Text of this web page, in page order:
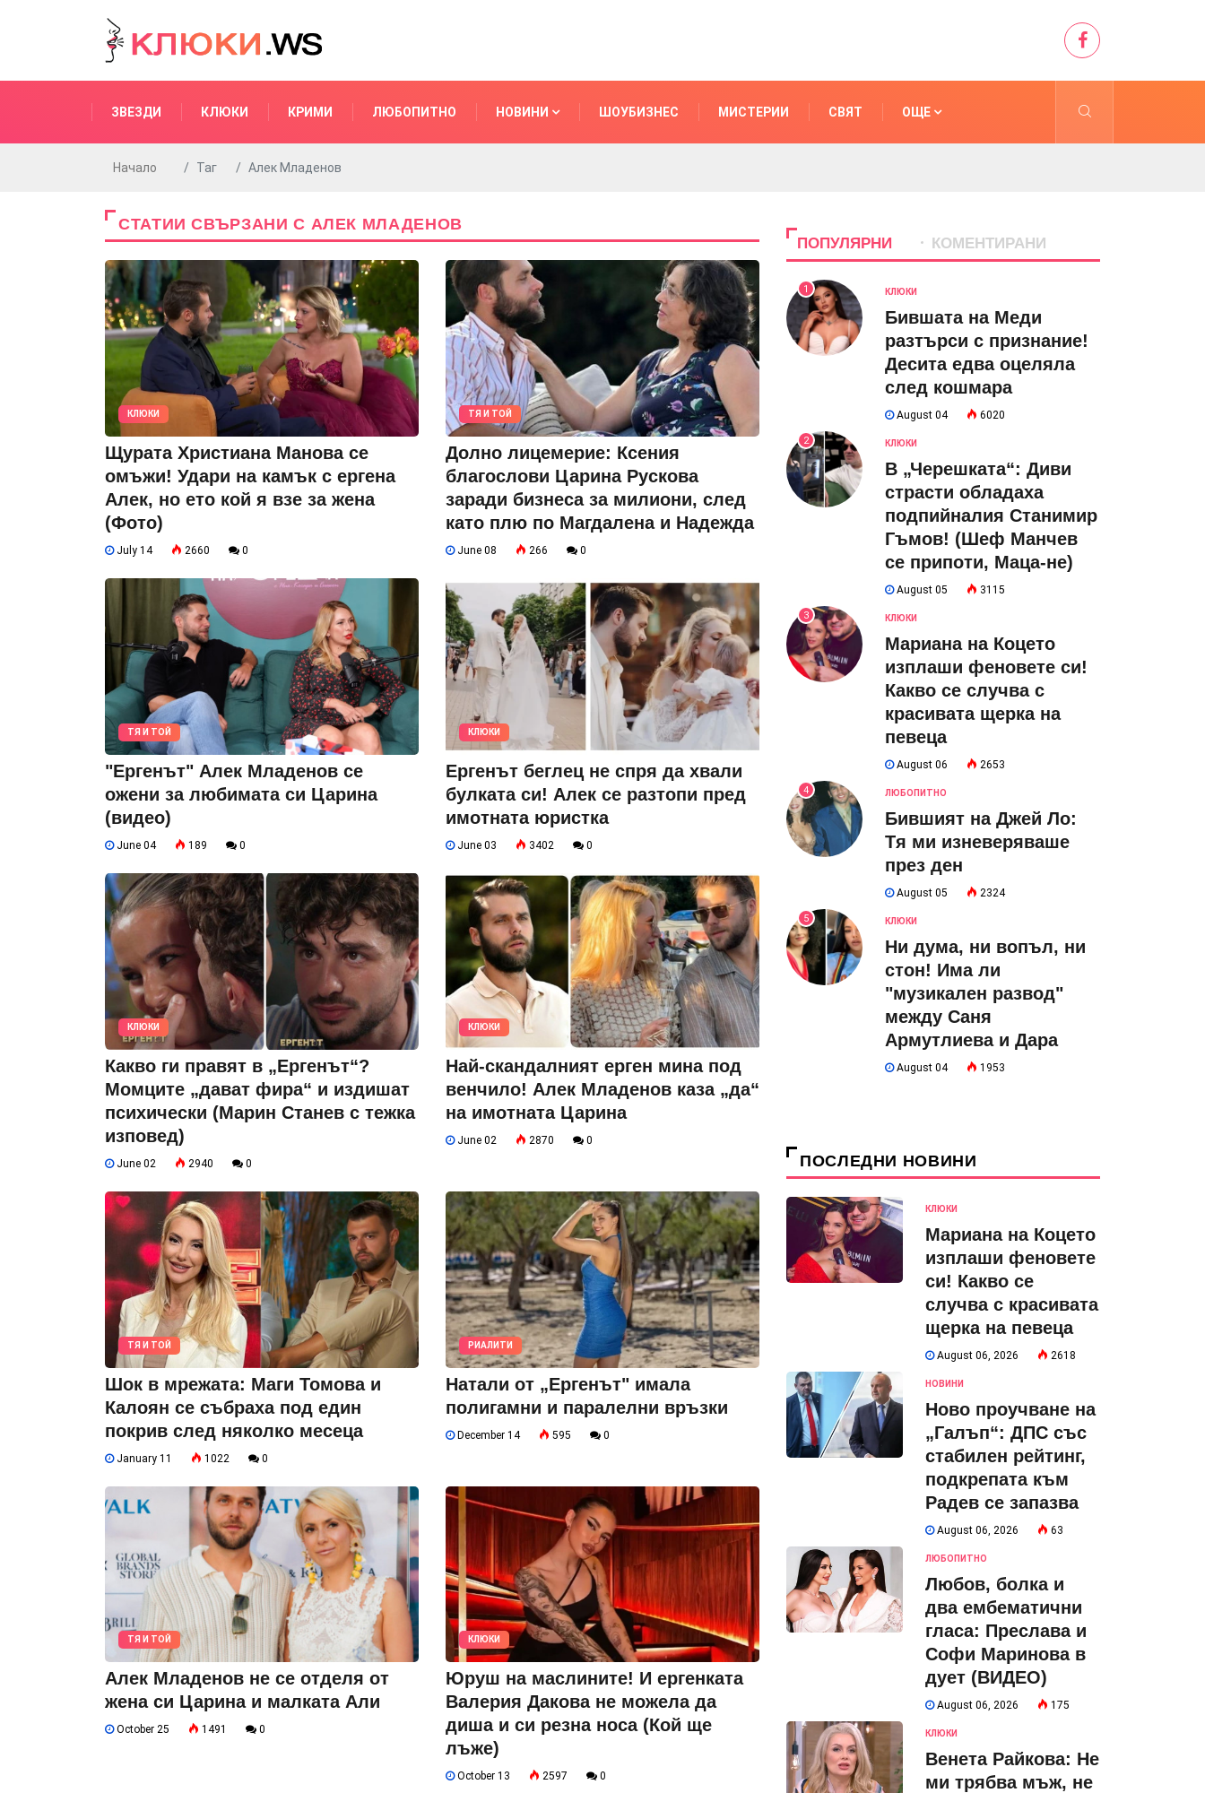
ЗВЕЗДИ КЛЮКИ КРИМИ ЛЮБОПИТНО НОВИНИ ШОУБИЗНЕС МИСТЕРИИ СВЯТ ОЩЕ
Начало Таг Алек Младенов
СТАТИИ СВЪРЗАНИ С АЛЕК МЛАДЕНОВ
КЛЮКИ
Щурата Христиана Манова се
омъжи! Удари на камък с ергена
Алек, но ето кой я взе за жена
(Фото)
July 14 2660 0
ТЯ И ТОЙ
Долно лицемерие: Ксения
благослови Царина Рускова
заради бизнеса за милиони, след
като плю по Магдалена и Надежда
June 08 266 0
ТЯ И ТОЙ
"Ергенът" Алек Младенов се
ожени за любимата си Царина
(видео)
June 04 189 0
КЛЮКИ
Ергенът беглец не спря да хвали
булката си! Алек се разтопи пред
имотната юристка
June 03 3402 0
КЛЮКИ
Какво ги правят в „Ергенът“?
Момците „дават фира“ и издишат
психически (Марин Станев с тежка
изповед)
June 02 2940 0
КЛЮКИ
Най-скандалният ерген мина под
венчило! Алек Младенов каза „да“
на имотната Царина
June 02 2870 0
ТЯ И ТОЙ
Шок в мрежата: Маги Томова и
Калоян се събраха под един
покрив след няколко месеца
January 11 1022 0
РИАЛИТИ
Натали от „Ергенът" имала
полигамни и паралелни връзки
December 14 595 0
ТЯ И ТОЙ
Алек Младенов не се отделя от
жена си Царина и малката Али
October 25 1491 0
КЛЮКИ
Юруш на маслините! И ергенката
Валерия Дакова не можела да
диша и си резна носа (Кой ще
лъже)
October 13 2597 0
ПОПУЛЯРНИ КОМЕНТИРАНИ
1 КЛЮКИ
Бившата на Меди
разтърси с признание!
Десита едва оцеляла
след кошмара
August 04 6020
2 КЛЮКИ
В „Черешката“: Диви
страсти обладаха
подпийналия Станимир
Гъмов! (Шеф Манчев
се припоти, Маца-не)
August 05 3115
3 КЛЮКИ
Мариана на Коцето
изплаши феновете си!
Какво се случва с
красивата щерка на
певеца
August 06 2653
4 ЛЮБОПИТНО
Бившият на Джей Ло:
Тя ми изневеряваше
през ден
August 05 2324
5 КЛЮКИ
Ни дума, ни вопъл, ни
стон! Има ли
"музикален развод"
между Саня
Армутлиева и Дара
August 04 1953
ПОСЛЕДНИ НОВИНИ
КЛЮКИ
Мариана на Коцето
изплаши феновете
си! Какво се
случва с красивата
щерка на певеца
August 06, 2026 2618
НОВИНИ
Ново проучване на
„Галъп“: ДПС със
стабилен рейтинг,
подкрепата към
Радев се запазва
August 06, 2026 63
ЛЮБОПИТНО
Любов, болка и
два ембематични
гласа: Преслава и
Софи Маринова в
дует (ВИДЕО)
August 06, 2026 175
КЛЮКИ
Венета Райкова: Не
ми трябва мъж, не